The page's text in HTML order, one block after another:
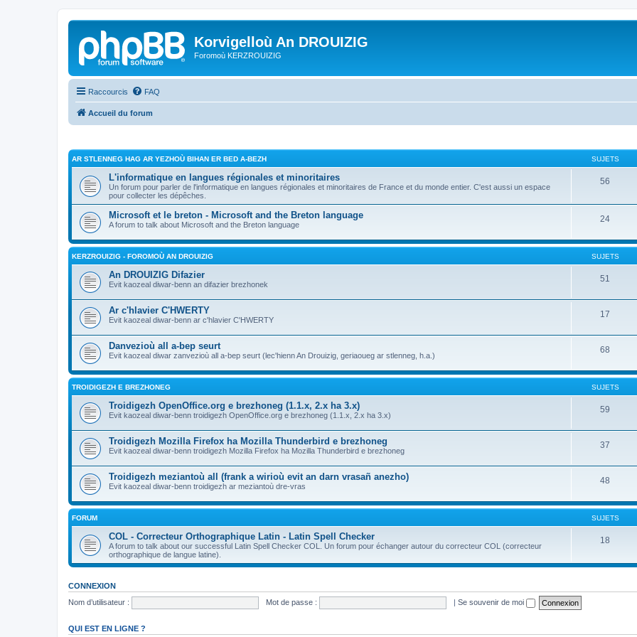
Korvigelloù An DROUIZIG
Foromoù KERZROUIZIG
Raccourcis FAQ
Accueil du forum
AR STLENNEG HAG AR YEZHOÙ BIHAN ER BED A-BEZH SUJETS
L'informatique en langues régionales et minoritaires
Un forum pour parler de l'informatique en langues régionales et minoritaires de France et du monde entier. C'est aussi un espace
pour collecter les dépêches.
56
Microsoft et le breton - Microsoft and the Breton language
A forum to talk about Microsoft and the Breton language
24
KERZROUIZIG - FOROMOÙ AN DROUIZIG SUJETS
An DROUIZIG Difazier
Evit kaozeal diwar-benn an difazier brezhonek
51
Ar c'hlavier C'HWERTY
Evit kaozeal diwar-benn ar c'hlavier C'HWERTY
17
Danvezioù all a-bep seurt
Evit kaozeal diwar zanvezioù all a-bep seurt (lec'hienn An Drouizig, geriaoueg ar stlenneg, h.a.)
68
TROIDIGEZH E BREZHONEG SUJETS
Troidigezh OpenOffice.org e brezhoneg (1.1.x, 2.x ha 3.x)
Evit kaozeal diwar-benn troidigezh OpenOffice.org e brezhoneg (1.1.x, 2.x ha 3.x)
59
Troidigezh Mozilla Firefox ha Mozilla Thunderbird e brezhoneg
Evit kaozeal diwar-benn troidigezh Mozilla Firefox ha Mozilla Thunderbird e brezhoneg
37
Troidigezh meziantoù all (frank a wirioù evit an darn vrasañ anezho)
Evit kaozeal diwar-benn troidigezh ar meziantoù dre-vras
48
FORUM SUJETS
COL - Correcteur Orthographique Latin - Latin Spell Checker
A forum to talk about our successful Latin Spell Checker COL. Un forum pour échanger autour du correcteur COL (correcteur
orthographique de langue latine).
18
CONNEXION
Nom d’utilisateur :
Mot de passe : | Se souvenir de moi
QUI EST EN LIGNE ?